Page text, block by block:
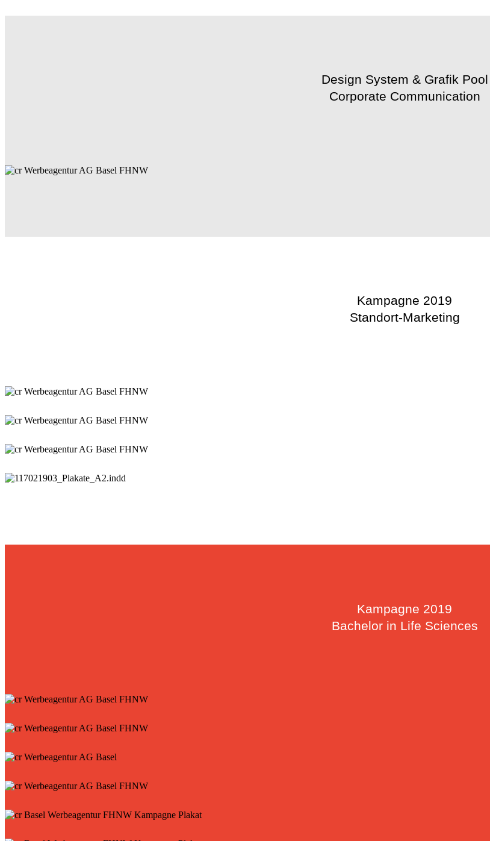
Design System & Grafik Pool
Corporate Communication
Kampagne 2019
Standort-Marketing
Kampagne 2019
Bachelor in Life Sciences